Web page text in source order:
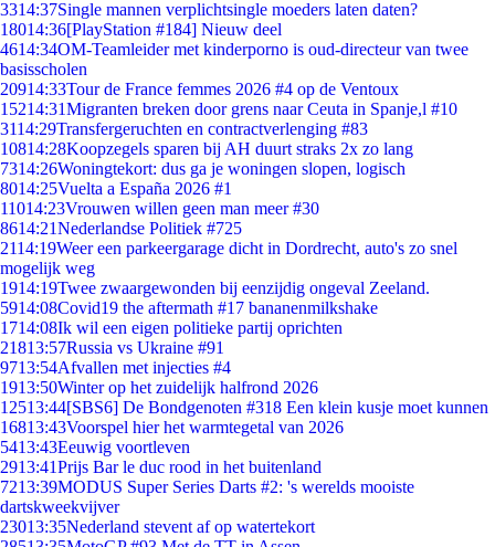
3314:37Single mannen verplichtsingle moeders laten daten?
18014:36[PlayStation #184] Nieuw deel
4614:34OM-Teamleider met kinderporno is oud-directeur van twee
basisscholen
20914:33Tour de France femmes 2026 #4 op de Ventoux
15214:31Migranten breken door grens naar Ceuta in Spanje,l #10
3114:29Transfergeruchten en contractverlenging #83
10814:28Koopzegels sparen bij AH duurt straks 2x zo lang
7314:26Woningtekort: dus ga je woningen slopen, logisch
8014:25Vuelta a España 2026 #1
11014:23Vrouwen willen geen man meer #30
8614:21Nederlandse Politiek #725
2114:19Weer een parkeergarage dicht in Dordrecht, auto's zo snel
mogelijk weg
1914:19Twee zwaargewonden bij eenzijdig ongeval Zeeland.
5914:08Covid19 the aftermath #17 bananenmilkshake
1714:08Ik wil een eigen politieke partij oprichten
21813:57Russia vs Ukraine #91
9713:54Afvallen met injecties #4
1913:50Winter op het zuidelijk halfrond 2026
12513:44[SBS6] De Bondgenoten #318 Een klein kusje moet kunnen
16813:43Voorspel hier het warmtegetal van 2026
5413:43Eeuwig voortleven
2913:41Prijs Bar le duc rood in het buitenland
7213:39MODUS Super Series Darts #2: 's werelds mooiste
dartskweekvijver
23013:35Nederland stevent af op watertekort